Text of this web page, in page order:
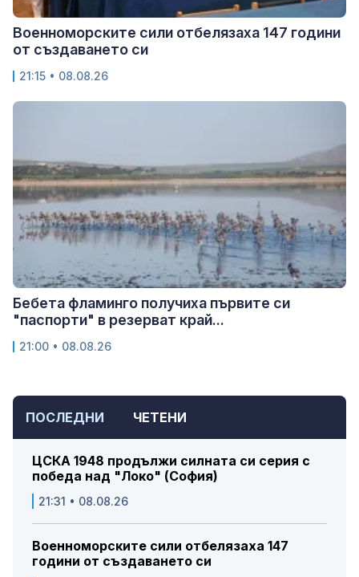
ПОСЛЕДНИ ЧЕТЕНИ
ЦСКА 1948 продължи силната си серия с
победа над "Локо" (София)
21:31 • 08.08.26
Военноморските сили отбелязаха 147
години от създаването си
Военноморските сили отбелязаха 147 години
от създаването си
21:15 • 08.08.26
Бебета фламинго получиха първите си
"паспорти" в резерват край...
21:00 • 08.08.26